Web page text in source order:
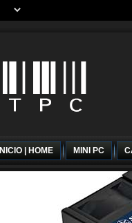
INICIO | HOME MINI PC